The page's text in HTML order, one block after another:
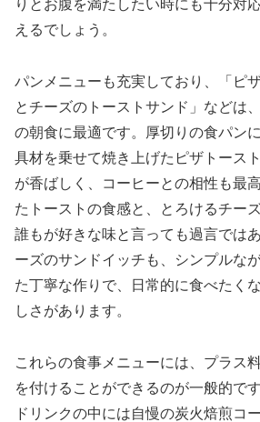
りとお腹を満たしたい時にも十分対
えるでしょう。
パンメニューも充実しており、「ピ
とチーズのトーストサンド」などは
の朝食に最適です。厚切りの食パン
具材を乗せて焼き上げたピザトース
が香ばしく、コーヒーとの相性も最
たトーストの食感と、とろけるチー
誰もが好きな味と言っても過言では
ーズのサンドイッチも、シンプルな
た丁寧な作りで、日常的に食べたく
しさがあります。
これらの食事メニューには、プラス
を付けることができるのが一般的で
ドリンクの中には自慢の炭火焙煎コ